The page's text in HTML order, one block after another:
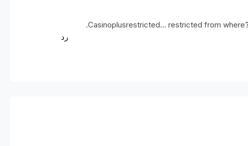
Casinoplusrestricted… restricted from
.
رد